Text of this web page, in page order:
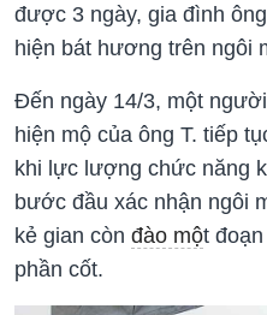
được 3 ngày, gia đình
hiện bát hương trên ngôi
Đến ngày 14/3, một
hiện mộ của ông T. tiếp
khi lực lượng chức năng
bước đầu xác nhận ngôi
kẻ gian còn đào một
phần cốt.